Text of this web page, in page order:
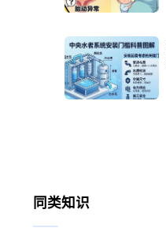
同类知识